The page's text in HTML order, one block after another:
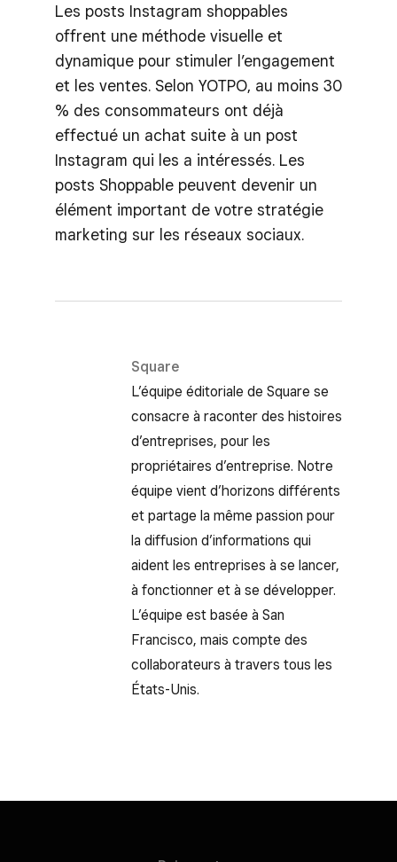
Les posts Instagram shoppables
offrent une méthode visuelle et
dynamique pour stimuler l’engagement
et les ventes. Selon YOTPO, au moins 30
% des consommateurs ont déjà
effectué un achat suite à un post
Instagram qui les a intéressés. Les
posts Shoppable peuvent devenir un
élément important de votre stratégie
marketing sur les réseaux sociaux.
Square
L’équipe éditoriale de Square se
consacre à raconter des histoires
d’entreprises, pour les
propriétaires d’entreprise. Notre
équipe vient d’horizons différents
et partage la même passion pour
la diffusion d’informations qui
aident les entreprises à se lancer,
à fonctionner et à se développer.
L’équipe est basée à San
Francisco, mais compte des
collaborateurs à travers tous les
États-Unis.